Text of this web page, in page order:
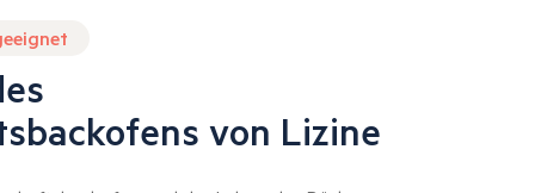
von Lizine